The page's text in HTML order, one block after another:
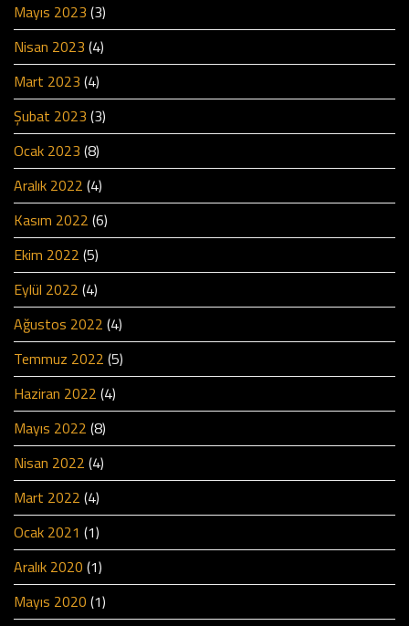
Mayıs 2023 (3)
Nisan 2023 (4)
Mart 2023 (4)
Şubat 2023 (3)
Ocak 2023 (8)
Aralık 2022 (4)
Kasım 2022 (6)
Ekim 2022 (5)
Eylül 2022 (4)
Ağustos 2022 (4)
Temmuz 2022 (5)
Haziran 2022 (4)
Mayıs 2022 (8)
Nisan 2022 (4)
Mart 2022 (4)
Ocak 2021 (1)
Aralık 2020 (1)
Mayıs 2020 (1)